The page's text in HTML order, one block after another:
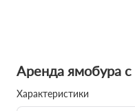
Аренда ямобура
Характеристики